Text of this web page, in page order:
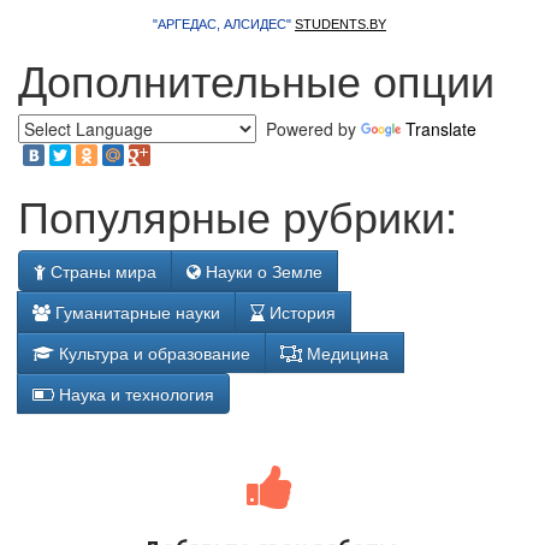
"АРГЕДАС, АЛСИДЕС" STUDENTS.BY
Дополнительные опции
Powered by Translate
Популярные рубрики:
Страны мира
Науки о Земле
Гуманитарные науки
История
Культура и образование
Медицина
Наука и технология